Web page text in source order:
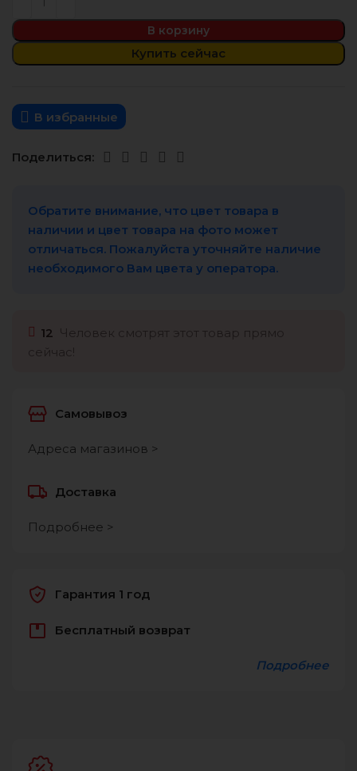
В корзину
Купить сейчас
В избранные
Поделиться:
Обратите внимание, что цвет товара в
наличии и цвет товара на фото может
отличаться. Пожалуйста уточняйте наличие
необходимого Вам цвета у оператора.
12
Самовывоз
Адреса магазинов >
Доставка
Подробнее >
Гарантия 1 год
Бесплатный возврат
Подробнее